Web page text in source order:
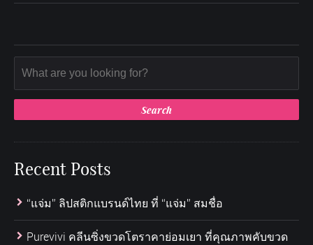
Recent Posts
“แจ่ม” ลิปสติกแบรนด์ไทย ที่ “แจ่ม” สมชื่อ
Purevivi คลีนซิ่งขวดโตราคาย่อมเยา ที่คุณภาพคับขวด